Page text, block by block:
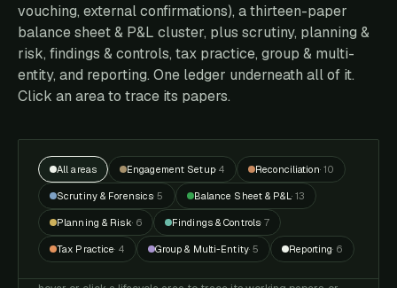
vouching, external confirmations), a thirteen-paper
balance sheet & P&L cluster, plus scrutiny, planning &
risk, findings & controls, tax practice, group & multi-
entity, and reporting. One ledger underneath all of it.
Click an area to trace its papers.
All areas Engagement Setup· 4 Reconciliation· 10
Scrutiny & Forensics·5 Balance Sheet & P&L · 13
Planning & Risk· 6 Findings & Controls·7
Tax Practice· 4 Group & Multi-Entity·5 Reporting· 6